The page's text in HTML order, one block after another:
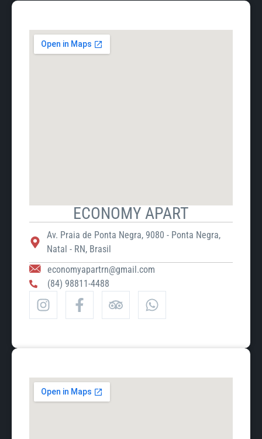
ECONOMY APART
Av. Praia de Ponta Negra, 9080 - Ponta Negra,
Natal - RN, Brasil
economyapartrn@gmail.com
(84) 98811-4488